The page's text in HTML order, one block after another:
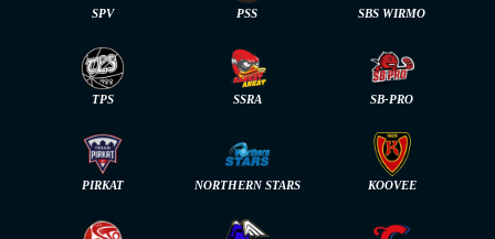
SPV PSS SBS WIRMO
TPS SSRA SB-PRO
PIRKAT NORTHERN STARS KOOVEE